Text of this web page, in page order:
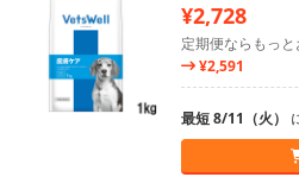
¥2,728
定期便ならもっと
¥2,591
最短 8/11（火）